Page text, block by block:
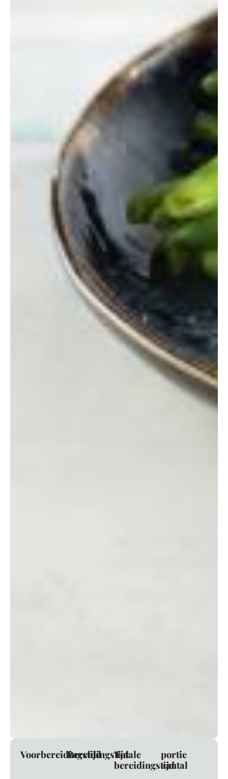
Voorbereidingstijd
Bereidingstijd
Totale
bereidingstijd
portie
aantal